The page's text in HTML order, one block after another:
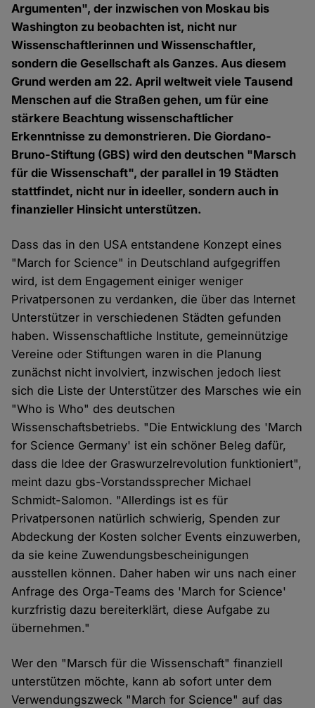
Argumenten", der inzwischen von Moskau bis
Washington zu beobachten ist, nicht nur
Wissenschaftlerinnen und Wissenschaftler,
sondern die Gesellschaft als Ganzes. Aus diesem
Grund werden am 22. April weltweit viele Tausend
Menschen auf die Straßen gehen, um für eine
stärkere Beachtung wissenschaftlicher
Erkenntnisse zu demonstrieren. Die Giordano-
Bruno-Stiftung (GBS) wird den deutschen "Marsch
für die Wissenschaft", der parallel in 19 Städten
stattfindet, nicht nur in ideeller, sondern auch in
finanzieller Hinsicht unterstützen.
Dass das in den USA entstandene Konzept eines
"March for Science" in Deutschland aufgegriffen
wird, ist dem Engagement einiger weniger
Privatpersonen zu verdanken, die über das Internet
Unterstützer in verschiedenen Städten gefunden
haben. Wissenschaftliche Institute, gemeinnützige
Vereine oder Stiftungen waren in die Planung
zunächst nicht involviert, inzwischen jedoch liest
sich die Liste der Unterstützer des Marsches wie ein
"Who is Who" des deutschen
Wissenschaftsbetriebs. "Die Entwicklung des 'March
for Science Germany' ist ein schöner Beleg dafür,
dass die Idee der Graswurzelrevolution funktioniert",
meint dazu gbs-Vorstandssprecher Michael
Schmidt-Salomon. "Allerdings ist es für
Privatpersonen natürlich schwierig, Spenden zur
Abdeckung der Kosten solcher Events einzuwerben,
da sie keine Zuwendungsbescheinigungen
ausstellen können. Daher haben wir uns nach einer
Anfrage des Orga-Teams des 'March for Science'
kurzfristig dazu bereiterklärt, diese Aufgabe zu
übernehmen."
Wer den "Marsch für die Wissenschaft" finanziell
unterstützen möchte, kann ab sofort unter dem
Verwendungszweck "March for Science" auf das